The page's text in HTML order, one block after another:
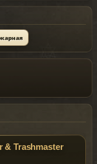
& Trashmaster